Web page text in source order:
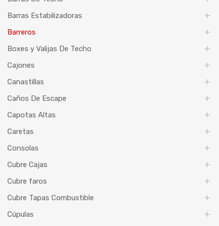
Barras Estabilizadoras
Barreros
Boxes y Valijas De Techo
Cajones
Canastillas
Caños De Escape
Capotas Altas
Caretas
Consolas
Cubre Cajas
Cubre faros
Cubre Tapas Combustible
Cúpulas